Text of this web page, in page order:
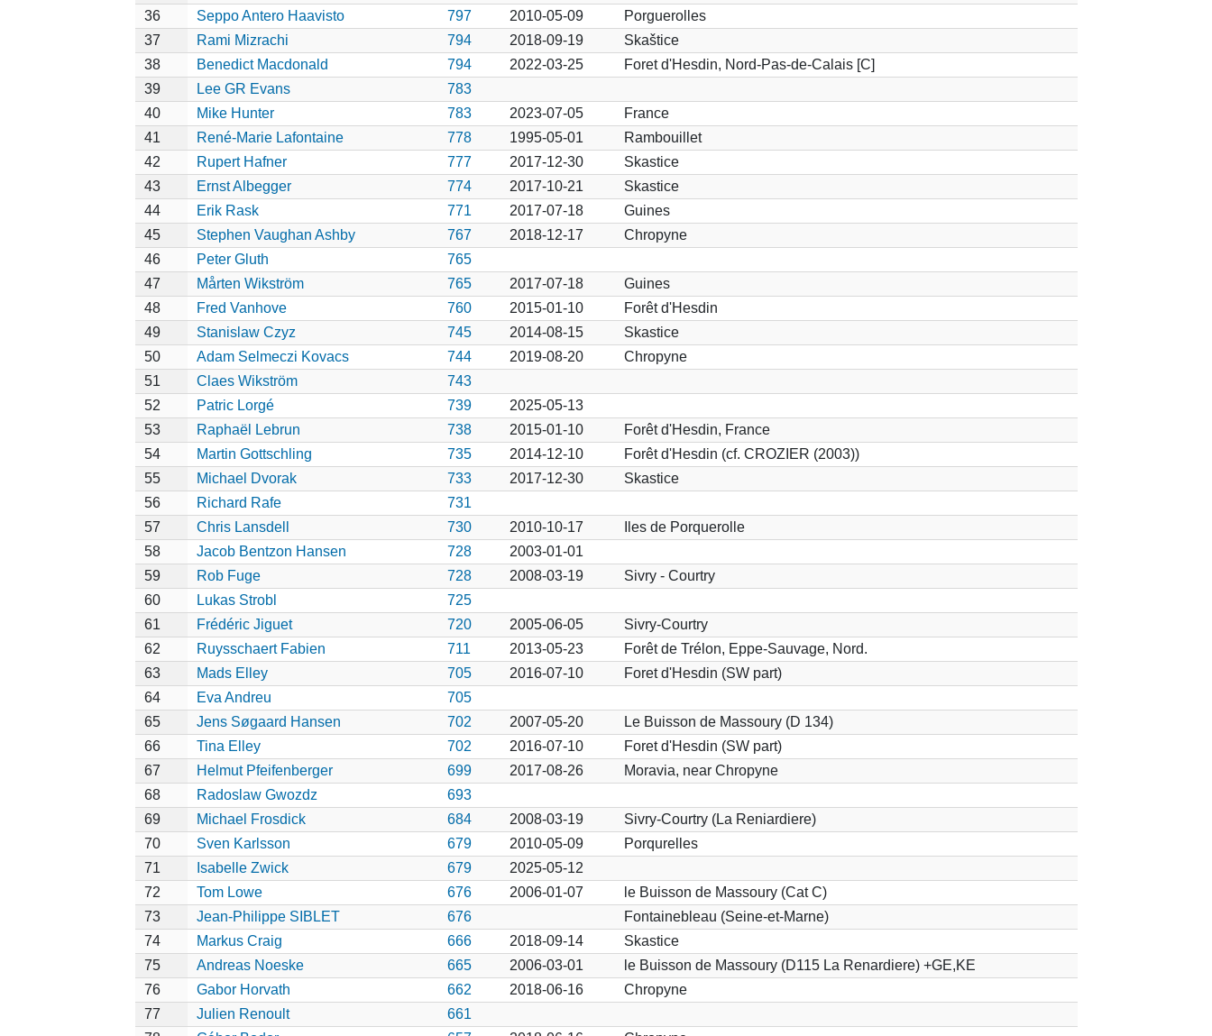
36
Seppo Antero Haavisto 797 2010-05-09
Porguerolles
37
Rami Mizrachi 794 2018-09-19
Skaštice
38
Benedict Macdonald 794 2022-03-25
Foret d'Hesdin, Nord-Pas-de-Calais [C]
39
Lee GR Evans
783
40
Mike Hunter 783 2023-07-05
France
41
René-Marie Lafontaine 778 1995-05-01
Rambouillet
42
Rupert Hafner 777 2017-12-30
Skastice
43
Ernst Albegger 774 2017-10-21
Skastice
44
Erik Rask 771 2017-07-18
Guines
45
Stephen Vaughan Ashby 767 2018-12-17
Chropyne
46
Peter Gluth
765
47
Mårten Wikström 765 2017-07-18
Guines
48
Fred Vanhove 760 2015-01-10
Forêt d'Hesdin
49
Stanislaw Czyz 745 2014-08-15
Skastice
50
Adam Selmeczi Kovacs 744 2019-08-20
Chropyne
51
Claes Wikström
743
52
Patric Lorgé 739
2025-05-13
53
Raphaël Lebrun 738 2015-01-10
Forêt d'Hesdin, France
54
Martin Gottschling 735 2014-12-10
Forêt d'Hesdin (cf. CROZIER (2003))
55
Michael Dvorak 733 2017-12-30
Skastice
56
Richard Rafe
731
57
Chris Lansdell 730 2010-10-17
Iles de Porquerolle
58
Jacob Bentzon Hansen 728
2003-01-01
59
Rob Fuge 728 2008-03-19
Sivry - Courtry
60
Lukas Strobl
725
61
Frédéric Jiguet 720 2005-06-05
Sivry-Courtry
62
Ruysschaert Fabien 711 2013-05-23
Forêt de Trélon, Eppe-Sauvage, Nord.
63
Mads Elley 705 2016-07-10
Foret d'Hesdin (SW part)
64
Eva Andreu
705
65
Jens Søgaard Hansen 702 2007-05-20
Le Buisson de Massoury (D 134)
66
Tina Elley 702 2016-07-10
Foret d'Hesdin (SW part)
67
Helmut Pfeifenberger 699 2017-08-26
Moravia, near Chropyne
68
Radoslaw Gwozdz
693
69
Michael Frosdick 684 2008-03-19
Sivry-Courtry (La Reniardiere)
70
Sven Karlsson 679 2010-05-09
Porqurelles
71
Isabelle Zwick 679
2025-05-12
72
Tom Lowe 676 2006-01-07
le Buisson de Massoury (Cat C)
73
Jean-Philippe SIBLET 676
Fontainebleau (Seine-et-Marne)
74
Markus Craig 666 2018-09-14
Skastice
75
Andreas Noeske 665 2006-03-01
le Buisson de Massoury (D115 La Renardiere) +GE,KE
76
Gabor Horvath 662 2018-06-16
Chropyne
77
Julien Renoult
661